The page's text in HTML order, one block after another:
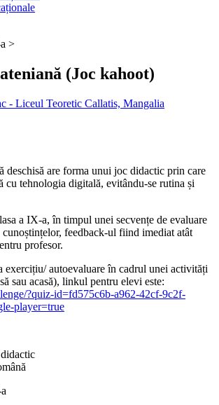
>
(Joc kahoot)
- Liceul Teoretic Callatis, Mangalia
deschisă are forma unui joc didactic prin care
cu tehnologia digitală, evitându-se rutina și
a IX-a, în timpul unei secvențe de evaluare
cunoștințelor, feedback-ul fiind imediat atât
profesor.
exercițiu/ autoevaluare în cadrul unei activități
sau acasă), linkul pentru elevi este:
?quiz-id=fd575c6b-a962-42cf-9c2f-
player=true